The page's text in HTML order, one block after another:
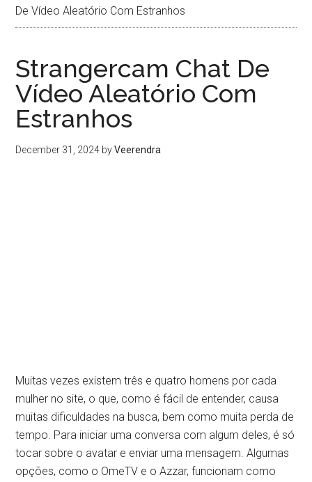
De Vídeo Aleatório Com Estranhos
Strangercam Chat De
Vídeo Aleatório Com
Estranhos
December 31, 2024 byVeerendra
Muitas vezes existem três e quatro homens por cada
mulher no site, o que, como é fácil de entender, causa
muitas dificuldades na busca, bem como muita perda de
tempo. Para iniciar uma conversa com algum deles, é só
tocar sobre o avatar e enviar uma mensagem. Algumas
opções, como o OmeTV e o Azzar, funcionam como